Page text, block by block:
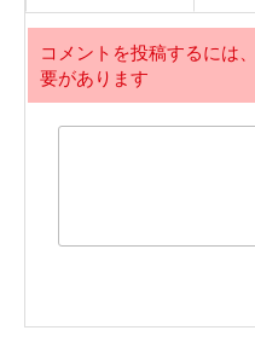
第30.1話
1年前
第29.2話
2年前
コメントを投稿するには、
要があります